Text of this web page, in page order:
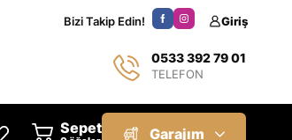
Bizi Takip Edin! Giriş
0533 392 79 01
TELEFON
Sepet Garajım